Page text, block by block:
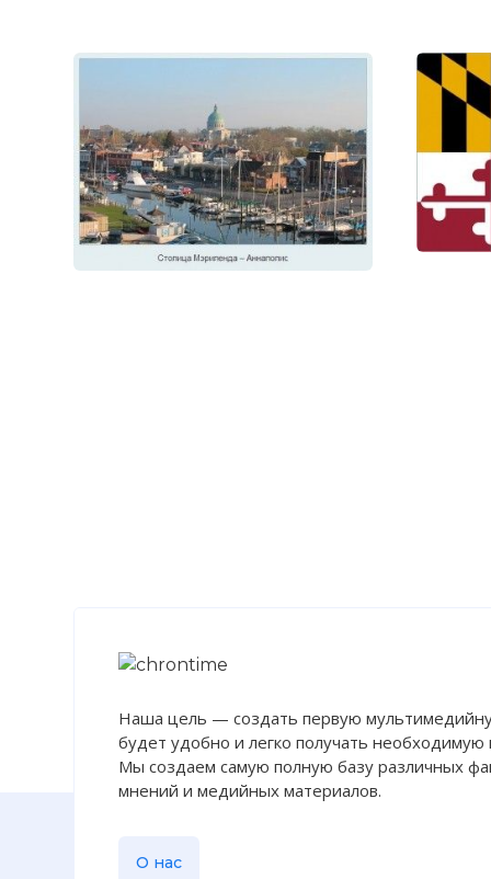
Наша цель — создать первую
будет удобно и легко получать
Мы создаем самую полную базу различных
мнений и медийных материалов.
О нас